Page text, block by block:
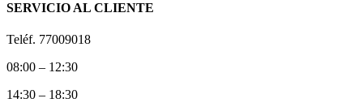
SERVICIO AL CLIENTE
Teléf. 77009018
08:00 – 12:30
14:30 – 18:30